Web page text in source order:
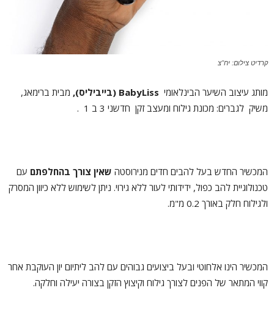
קרדיט צילום: יח"צ
מותג עיצוב השיער הבינלאומי BabyLiss (בייביליס), מבית ברימאג,
משיק לגברים: מכונת גילוח ומעצב זקן חדשני 3 ב 1 .
המכשיר החדש בעל להבים חדים מנירוסטה שאין צורך בהחלפתם עם
טכנולוגיית להב כפול, ידידותי לעור ללא גירוי. ניתן לשימוש ללא כיוון המסרק
ולגילוח חלק באורך 0.2 מ"מ.
המכשיר הינו אלחוטי ובעל ביצועים גבוהים עם להב ליתיום יון העוקבת אחר
קווי המתאר של הפנים לצורך גילוח וקיצוץ הזקן בצורה יעילה וחלקה.